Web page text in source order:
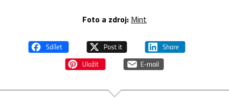
Foto a zdroj: Mint